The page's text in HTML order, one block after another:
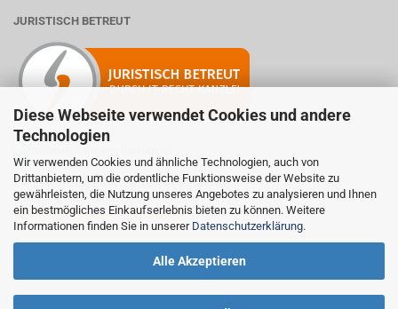
Diese Webseite verwendet Cookies und andere
Technologien
Wir verwenden Cookies und ähnliche Technologien, auch von
Drittanbietern, um die ordentliche Funktionsweise der Website zu
gewährleisten, die Nutzung unseres Angebotes zu analysieren und Ihnen
ein bestmögliches Einkaufserlebnis bieten zu können. Weitere
Informationen finden Sie in unserer Datenschutzerklärung.
Alle Akzeptieren
JURISTISCH BETREUT
Mitglied der Initiative "Fairness im Handel".
Informationen zur Initiative:
https://www.fairness-im-handel.de